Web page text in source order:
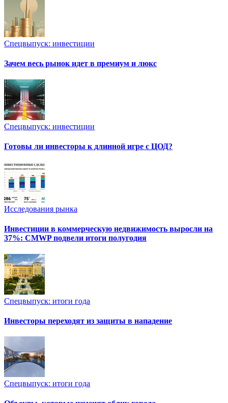
Спецвыпуск: инвестиции
Зачем весь рынок идет в премиум и люкс
Спецвыпуск: инвестиции
Готовы ли инвесторы к длинной игре с ЦОД?
Исследования рынка
Инвестиции в коммерческую недвижимость выросли на
37%: CMWP подвели итоги полугодия
Спецвыпуск: итоги года
Инвесторы переходят из защиты в нападение
Спецвыпуск: итоги года